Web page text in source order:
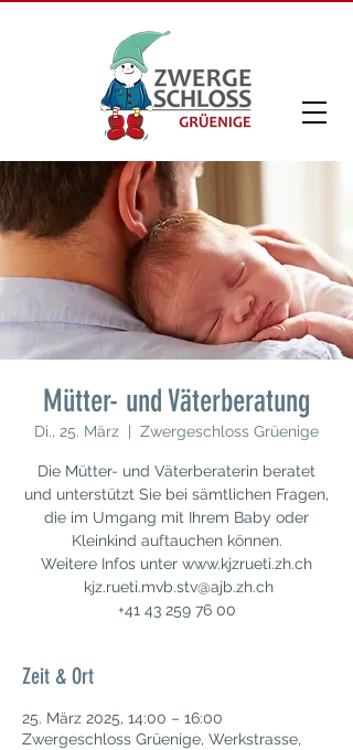
Mütter- und Väterberatung
Di., 25. März Zwergeschloss Grüenige
Die Mütter- und Väterberaterin beratet
und unterstützt Sie bei sämtlichen Fragen,
die im Umgang mit Ihrem Baby oder
Kleinkind auftauchen können.​
Weitere Infos unter www.kjzrueti.zh.ch
​ kjz.rueti.mvb.stv@ajb.zh.ch
+41 43 259 76 00
Zeit & Ort
25. März 2025, 14:00 – 16:00
Zwergeschloss Grüenige, Werkstrasse,